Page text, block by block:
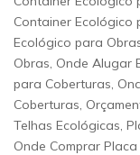
Container Ecológico
Ecológico para
Obras, Onde Alugar
para Coberturas,
Coberturas,
Telhas Ecológicas,
Onde Comprar